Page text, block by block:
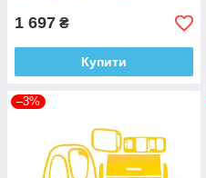
1 697 ₴
Купити
–3%